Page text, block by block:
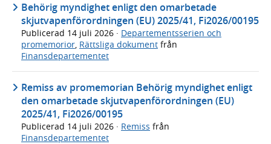
Behörig myndighet enligt den omarbetade
skjutvapenförordningen (EU) 2025/41, Fi2026/00195
Publicerad 14 juli 2026 · Departementsserien och
promemorior, Rättsliga dokument från
Finansdepartementet
Remiss av promemorian Behörig myndighet enligt
den omarbetade skjutvapenförordningen (EU)
2025/41, Fi2026/00195
Publicerad 14 juli 2026 · Remiss från
Finansdepartementet